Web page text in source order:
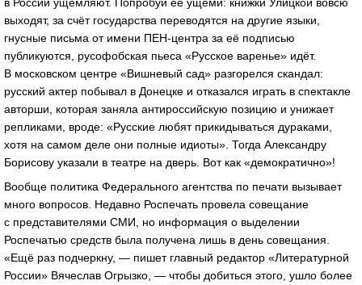
выходят, за счёт государства переводятся на другие языки,
гнусные письма от имени ПЕН-центра за её подписью
публикуются, русофобская пьеса «Русское варенье» идёт.
В московском центре «Вишневый сад» разгорелся скандал:
русский актер побывал в Донецке и отказался играть в спектакле
авторши, которая заняла антироссийскую позицию и унижает
репликами, вроде: «Русские любят прикидываться дураками,
хотя на самом деле они полные идиоты». Тогда Александру
Борисову указали в театре на дверь. Вот как «демократично»!
Вообще политика Федерального агентства по печати вызывает
много вопросов. Недавно Роспечать провела совещание
с представителями СМИ, но информация о выделении
Роспечатью средств была получена лишь в день совещания.
«Ещё раз подчеркну, — пишет главный редактор «Литературной
России» Вячеслав Огрызко, — чтобы добиться этого, ушло более